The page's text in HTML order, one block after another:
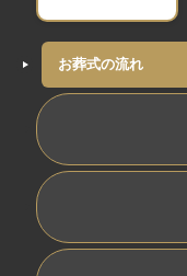
お葬式の流れ